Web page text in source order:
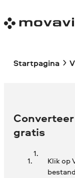
Startpagina
gratis
Klik op